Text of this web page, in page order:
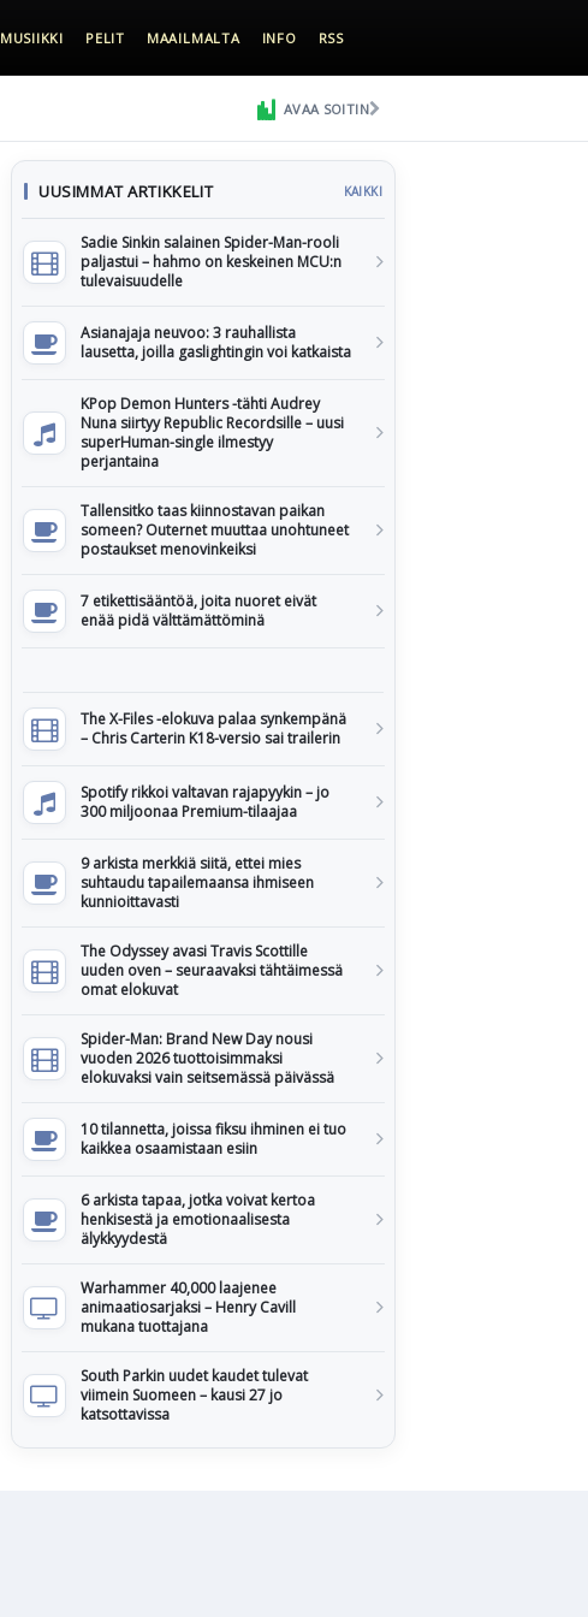
MUSIIKKI PELIT MAAILMALTA INFO RSS
AVAA SOITIN
UUSIMMAT ARTIKKELIT KAIKKI
Sadie Sinkin salainen Spider-Man-rooli
paljastui – hahmo on keskeinen MCU:n
tulevaisuudelle
Asianajaja neuvoo: 3 rauhallista
lausetta, joilla gaslightingin voi katkaista
KPop Demon Hunters -tähti Audrey
Nuna siirtyy Republic Recordsille – uusi
superHuman-single ilmestyy
perjantaina
Tallensitko taas kiinnostavan paikan
someen? Outernet muuttaa unohtuneet
postaukset menovinkeiksi
7 etikettisääntöä, joita nuoret eivät
enää pidä välttämättöminä
The X-Files -elokuva palaa synkempänä
– Chris Carterin K18-versio sai trailerin
Spotify rikkoi valtavan rajapyykin – jo
300 miljoonaa Premium-tilaajaa
9 arkista merkkiä siitä, ettei mies
suhtaudu tapailemaansa ihmiseen
kunnioittavasti
The Odyssey avasi Travis Scottille
uuden oven – seuraavaksi tähtäimessä
omat elokuvat
Spider-Man: Brand New Day nousi
vuoden 2026 tuottoisimmaksi
elokuvaksi vain seitsemässä päivässä
10 tilannetta, joissa fiksu ihminen ei tuo
kaikkea osaamistaan esiin
6 arkista tapaa, jotka voivat kertoa
henkisestä ja emotionaalisesta
älykkyydestä
Warhammer 40,000 laajenee
animaatiosarjaksi – Henry Cavill
mukana tuottajana
South Parkin uudet kaudet tulevat
viimein Suomeen – kausi 27 jo
katsottavissa